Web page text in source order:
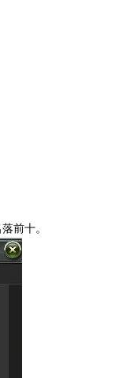
前十。